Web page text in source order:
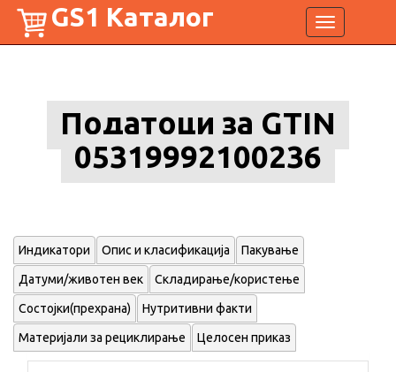
Toggle
navigation
GS1 Каталог
Податоци за GTIN
05319992100236
Индикатори Опис и класификација Пакување
Датуми/животен век Складирање/користење
Состојки(прехрана) Нутритивни факти
Материјали за рециклирање Целосен приказ